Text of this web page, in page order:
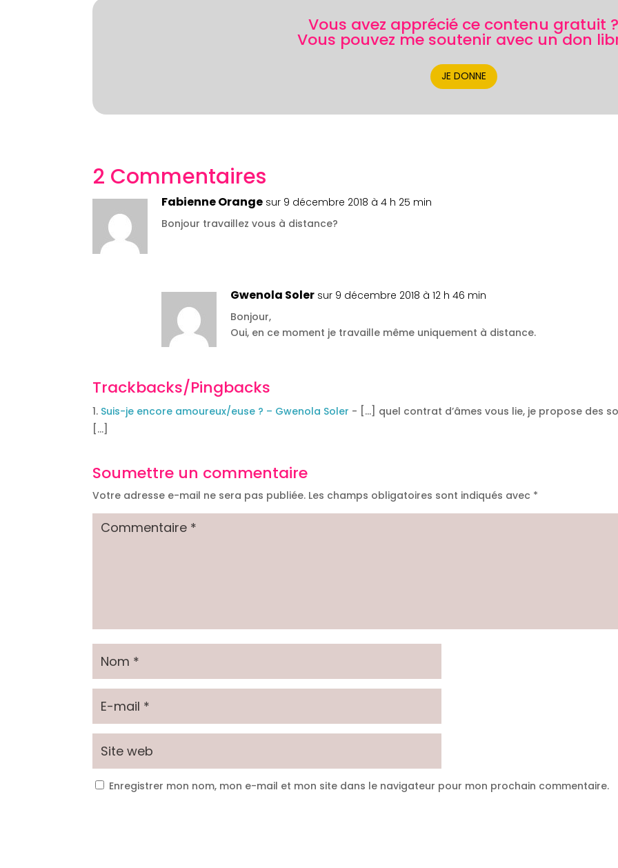
Vous avez apprécié ce contenu gratuit ?
Vous pouvez me soutenir avec un don
JE DONNE
2 Commentaires
Fabienne Orange sur 9 décembre 2018 à 4 h 25 min
Bonjour travaillez vous à distance?
Gwenola Soler sur 9 décembre 2018 à 12 h 46 min
Bonjour,
Oui, en ce moment je travaille même uniquement à distance.
Trackbacks/Pingbacks
Suis-je encore amoureux/euse ? – Gwenola Soler - […] quel contrat d’âmes vous lie, je propose des
[…]
Soumettre un commentaire
Votre adresse e-mail ne sera pas publiée. Les champs obligatoires sont indiqués avec *
Enregistrer mon nom, mon e-mail et mon site dans le navigateur pour mon prochain commentaire.